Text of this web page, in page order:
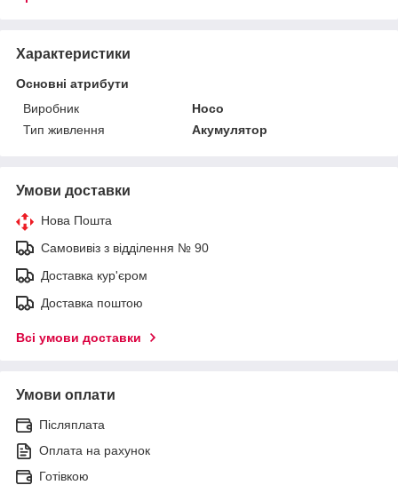
Характеристики
Основні атрибути
Виробник
Hoco
Тип живлення
Акумулятор
Умови доставки
Нова Пошта
Самовивіз з відділення № 90
Доставка кур'єром
Доставка поштою
Всі умови доставки
Умови оплати
Післяплата
Оплата на рахунок
Готівкою